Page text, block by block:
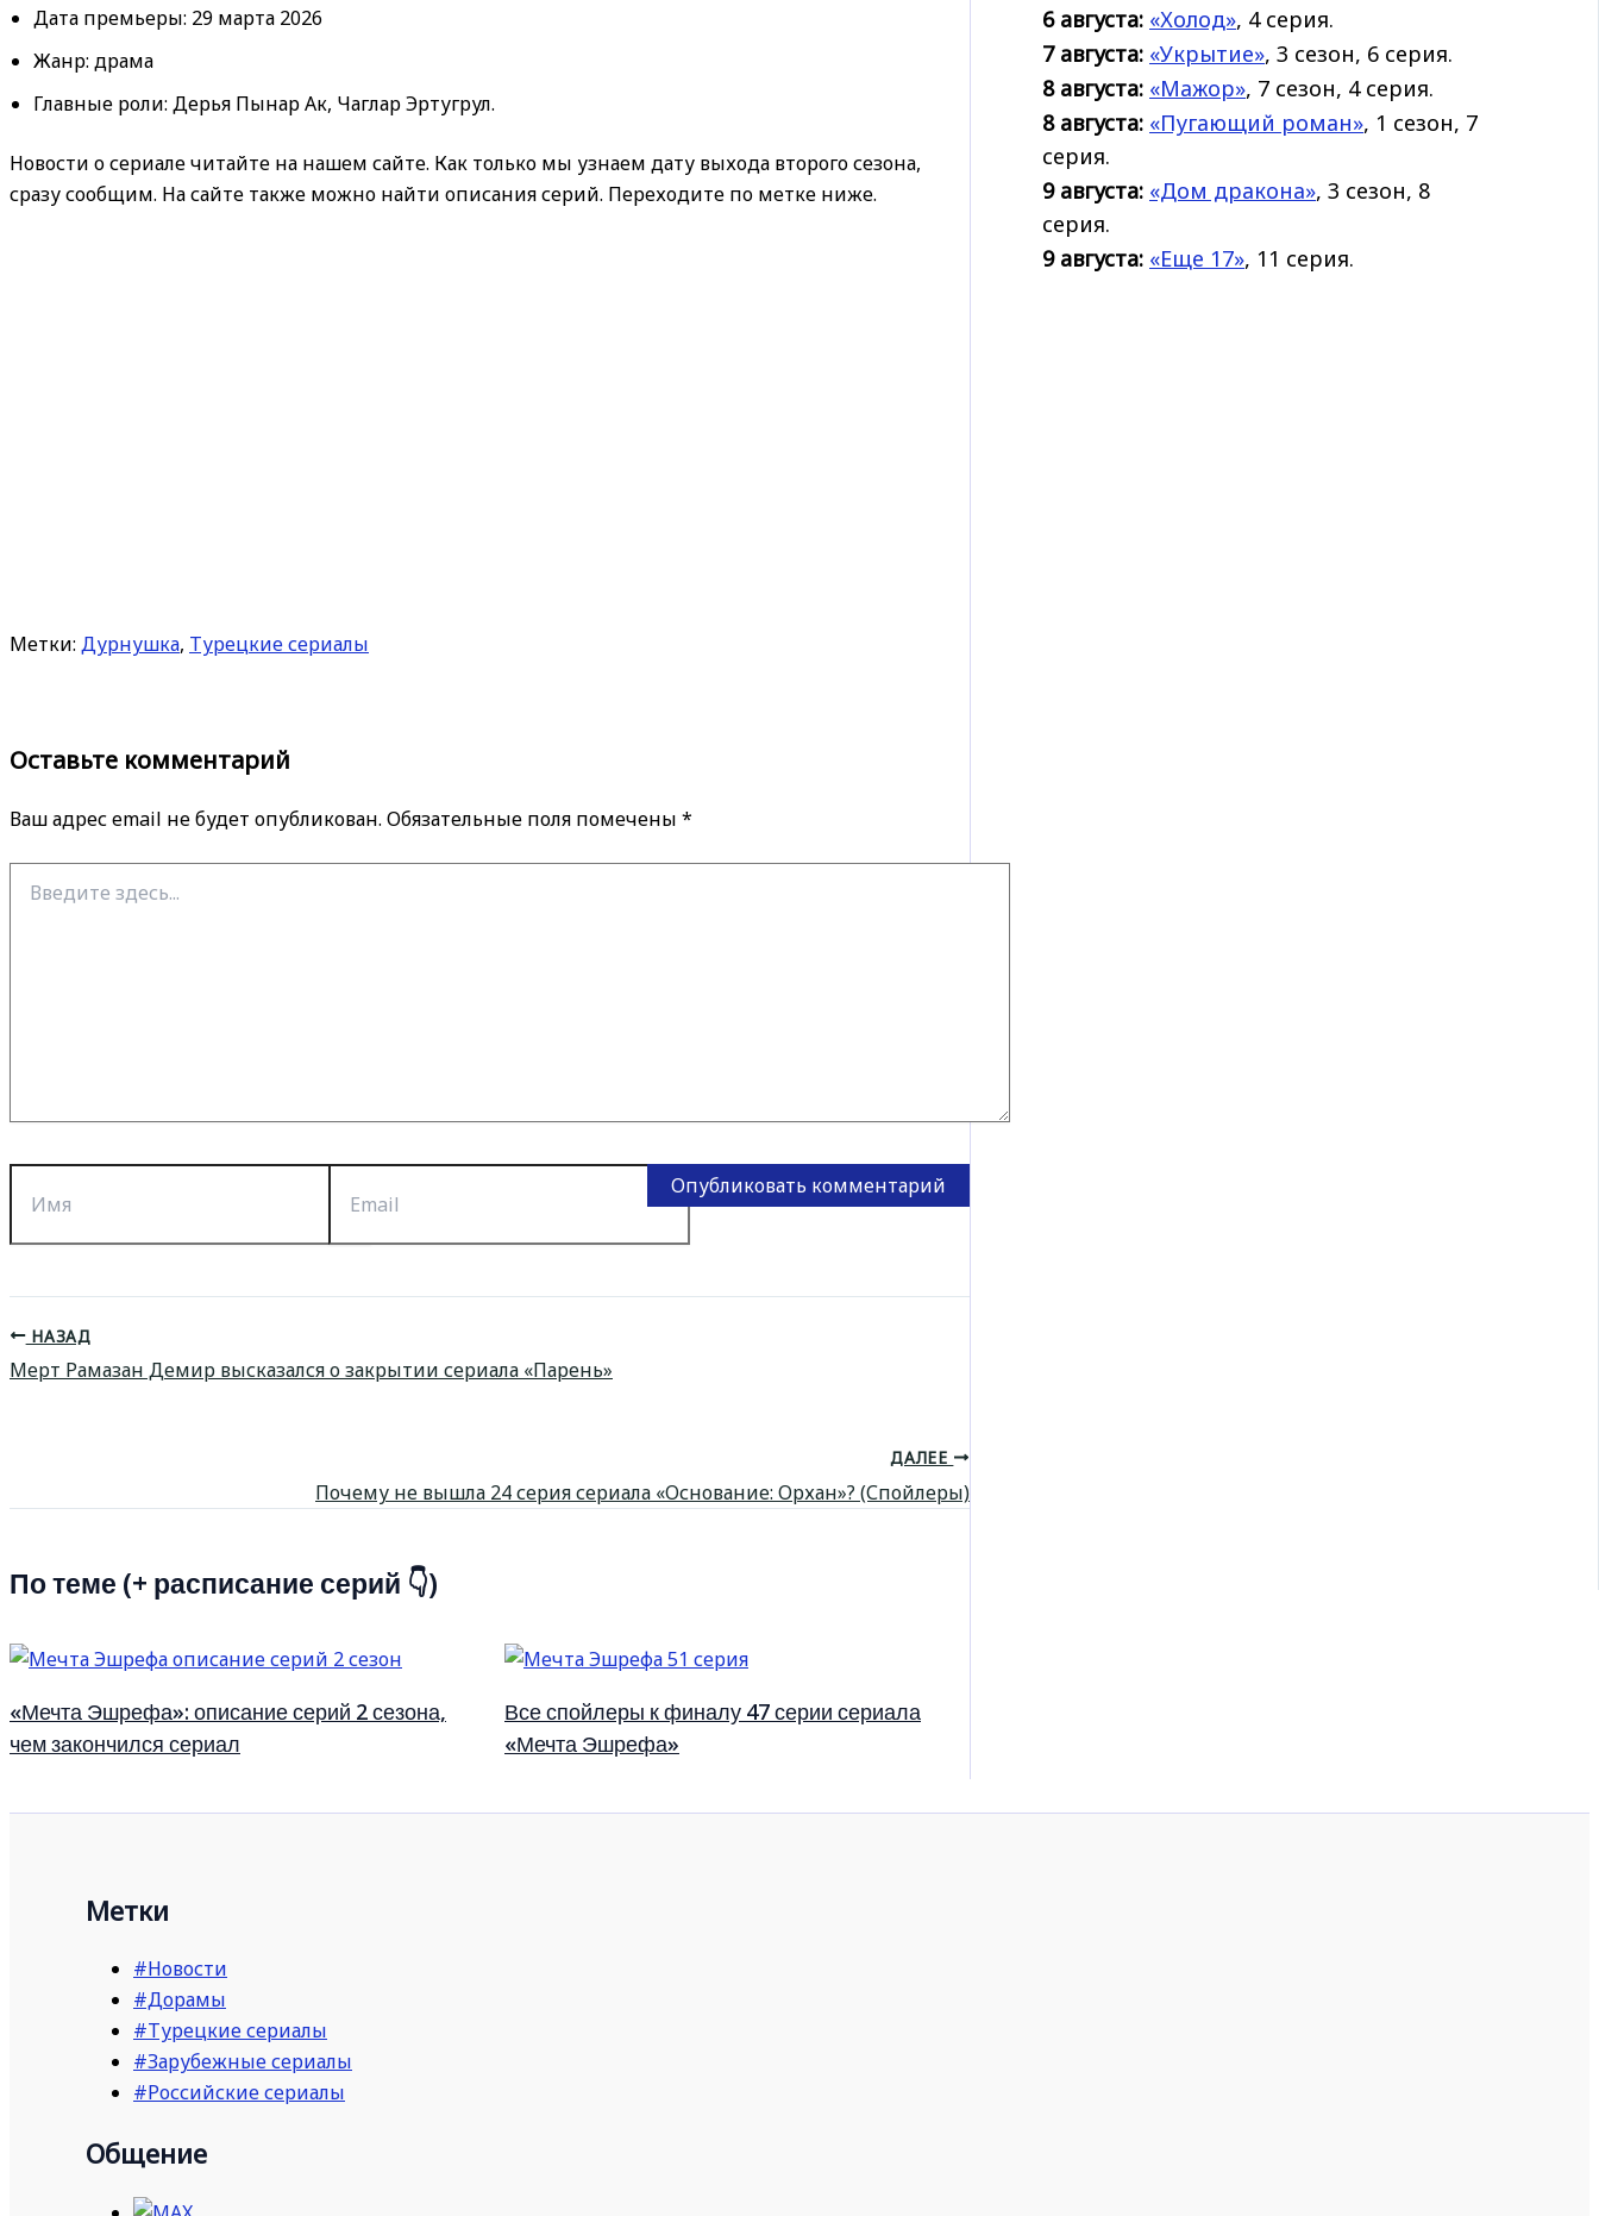
Дата премьеры: 29 марта 2026
Жанр: драма
Главные роли: Дерья Пынар Ак, Чаглар Эртугрул.
Новости о сериале читайте на нашем сайте. Как только мы узнаем дату выхода второго сезона,
сразу сообщим. На сайте также можно найти описания серий. Переходите по метке ниже.
Метки: Дурнушка, Турецкие сериалы
Оставьте комментарий
Ваш адрес email не будет опубликован. Обязательные поля помечены *
здесь...
Имя Email
НАЗАД
Мерт Рамазан Демир высказался о закрытии сериала «Парень»
ДАЛЕЕ
Почему не вышла 24 серия сериала «Основание: Орхан»? (Спойлеры)
По теме (+ расписание серий 👇)
«Мечта Эшрефа»: описание серий 2 сезона,
чем закончился сериал
Все спойлеры к финалу 47 серии сериала
«Мечта Эшрефа»
6 августа: «Холод», 4 серия.
7 августа: «Укрытие», 3 сезон, 6 серия.
8 августа: «Мажор», 7 сезон, 4 серия.
8 августа: «Пугающий роман», 1 сезон, 7
серия.
9 августа: «Дом дракона», 3 сезон, 8
серия.
9 августа: «Еще 17», 11 серия.
Метки
#Новости
#Дорамы
#Турецкие сериалы
#Зарубежные сериалы
#Российские сериалы
Общение